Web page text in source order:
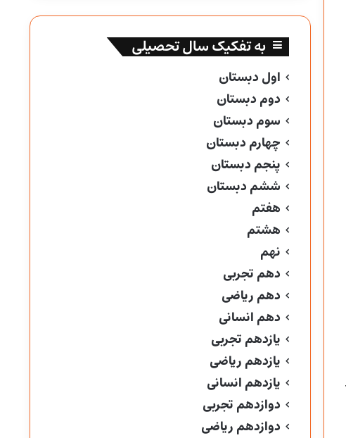
به تفکیک سال تحصیلی
اول دبستان
دوم دبستان
سوم دبستان
چهارم دبستان
پنجم دبستان
ششم دبستان
هفتم
هشتم
نهم
دهم تجربی
دهم ریاضی
دهم انسانی
یازدهم تجربی
یازدهم ریاضی
یازدهم انسانی
دوازدهم تجربی
دوازدهم ریاضی